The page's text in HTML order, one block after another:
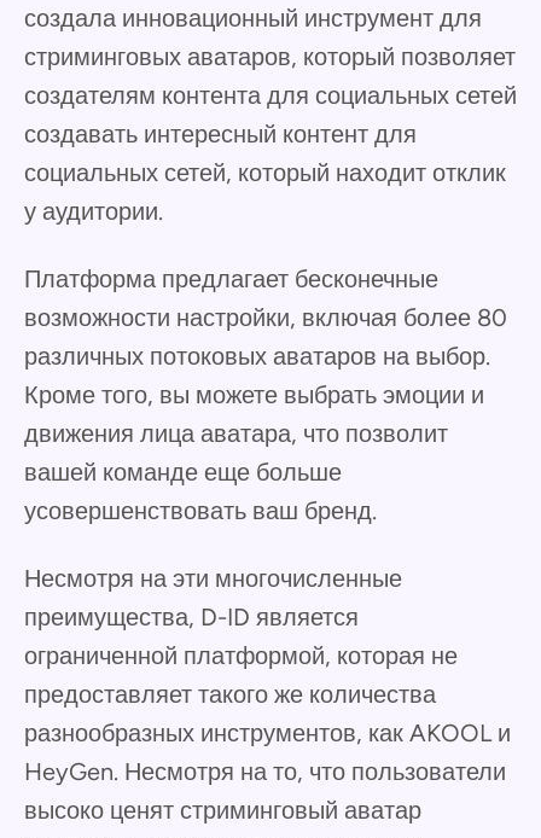
создала инновационный инструмент для
стриминговых аватаров, который позволяет
создателям контента для социальных сетей
создавать интересный контент для
социальных сетей, который находит отклик
у аудитории.
Платформа предлагает бесконечные
возможности настройки, включая более 80
различных потоковых аватаров на выбор.
Кроме того, вы можете выбрать эмоции и
движения лица аватара, что позволит
вашей команде еще больше
усовершенствовать ваш бренд.
Несмотря на эти многочисленные
преимущества, D-ID является
ограниченной платформой, которая не
предоставляет такого же количества
разнообразных инструментов, как AKOOL и
HeyGen. Несмотря на то, что пользователи
высоко ценят стриминговый аватар